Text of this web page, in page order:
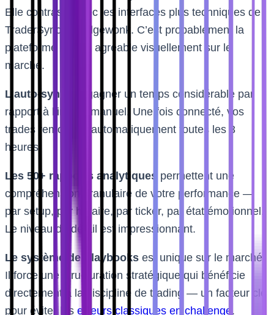
Elle contraste avec les interfaces plus techniques de
TraderSync ou Edgewonk. C’est probablement la
plateforme la plus agréable visuellement sur le
marché.
L’auto-sync
fait gagner un temps considérable par
rapport à l’import manuel. Une fois connecté, vos
trades remontent automatiquement toutes les 3
heures.
Les 50+ rapports analytiques permettent une
compréhension granulaire de votre performance —
par setup, par horaire, par ticker, par état émotionnel.
Le niveau de détail est impressionnant.
Le système de Playbooks est unique sur le marché.
Il force une structuration stratégique qui bénéficie
directement à la discipline de trading — un facteur clé
pour éviter les erreurs classiques en challenge .